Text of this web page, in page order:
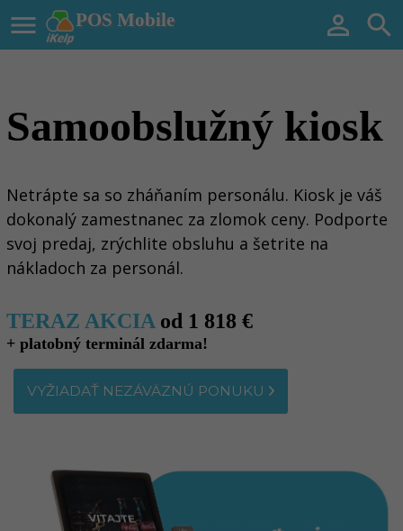
POS Mobile
  
Samoobslužný kiosk
Netrápte sa so zháňaním personálu. Kiosk je váš
dokonalý zamestnanec za zlomok ceny. Podporte
svoj predaj, zrýchlite obsluhu a šetrite na
nákladoch za personál.
TERAZ AKCIA od 1 818 €
+ platobný terminál zdarma!
VYŽIADAŤ NEZÁVÄZNÚ PONUKU